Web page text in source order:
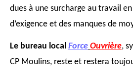
dues à une surcharge au travail
d’exigence et des manques de
Le bureau local Force Ouvrière,
CP Moulins, reste et restera